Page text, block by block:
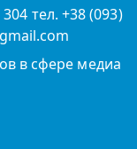
тел. +38 (093)
в сфере медиа